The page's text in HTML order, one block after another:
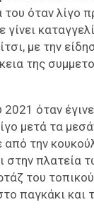
όταν λίγο
γίνει
με την
της
όταν
μετά τα
την
στην πλατεία
του
παγκάκι και